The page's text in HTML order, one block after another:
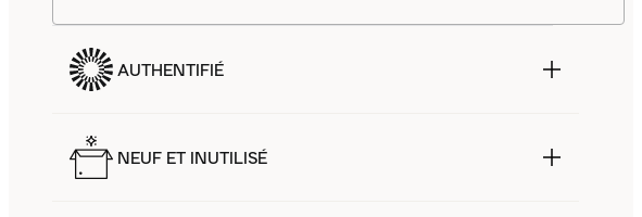
AUTHENTIFIÉ
NEUF ET INUTILISÉ